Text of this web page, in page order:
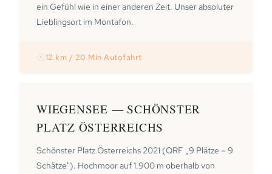
ein Gefühl wie in einer anderen Zeit. Unser absoluter
Lieblingsort im Montafon.
☉12 km / 20 Min Autofahrt
WIEGENSEE — SCHÖNSTER
PLATZ ÖSTERREICHS
Schönster Platz Österreichs 2021 (ORF „9 Plätze – 9
Schätze"). Hochmoor auf 1.900 m oberhalb von